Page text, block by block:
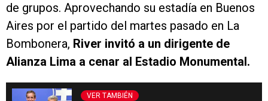
de grupos. Aprovechando su estadía en Buenos
Aires por el partido del martes pasado en La
Bombonera, River invitó a un dirigente de
Alianza Lima a cenar al Estadio Monumental.
VER TAMBIÉN